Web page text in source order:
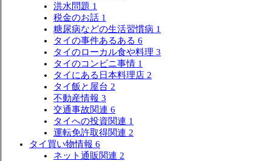
洪水問題 1
税金のお話 1
糖尿病などの生活習慣病 1
タイの事件あるある 6
タイのローカル食や料理 3
タイのコンビニ事情 1
タイにある日本料理店 2
タイ飯と屋台 2
不動産情報 3
交通事故関連 6
タイへの投資関連 1
運転免許取得関連 2
タイ買い物情報 6
ネット通販関連 2